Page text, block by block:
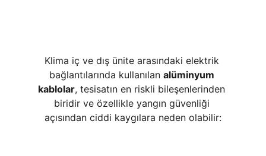
Klima iç ve dış ünite arasındaki elektrik
bağlantılarında kullanılan alüminyum
kablolar, tesisatın en riskli bileşenlerinden
biridir ve özellikle yangın güvenliği
açısından ciddi kaygılara neden olabilir: